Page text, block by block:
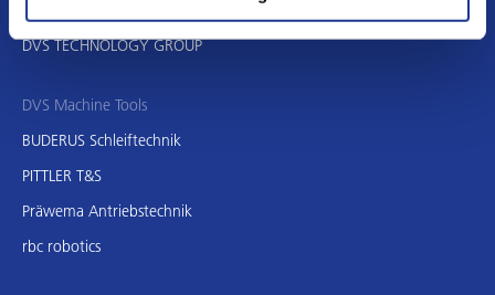
DVS TECHNOLOGY GROUP
DVS Machine Tools
BUDERUS Schleiftechnik
PITTLER T&S
Präwema Antriebstechnik
rbc robotics